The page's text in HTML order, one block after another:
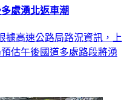
處湧北返車潮
據高速公路局路況資訊，上
估午後國道多處路段將湧